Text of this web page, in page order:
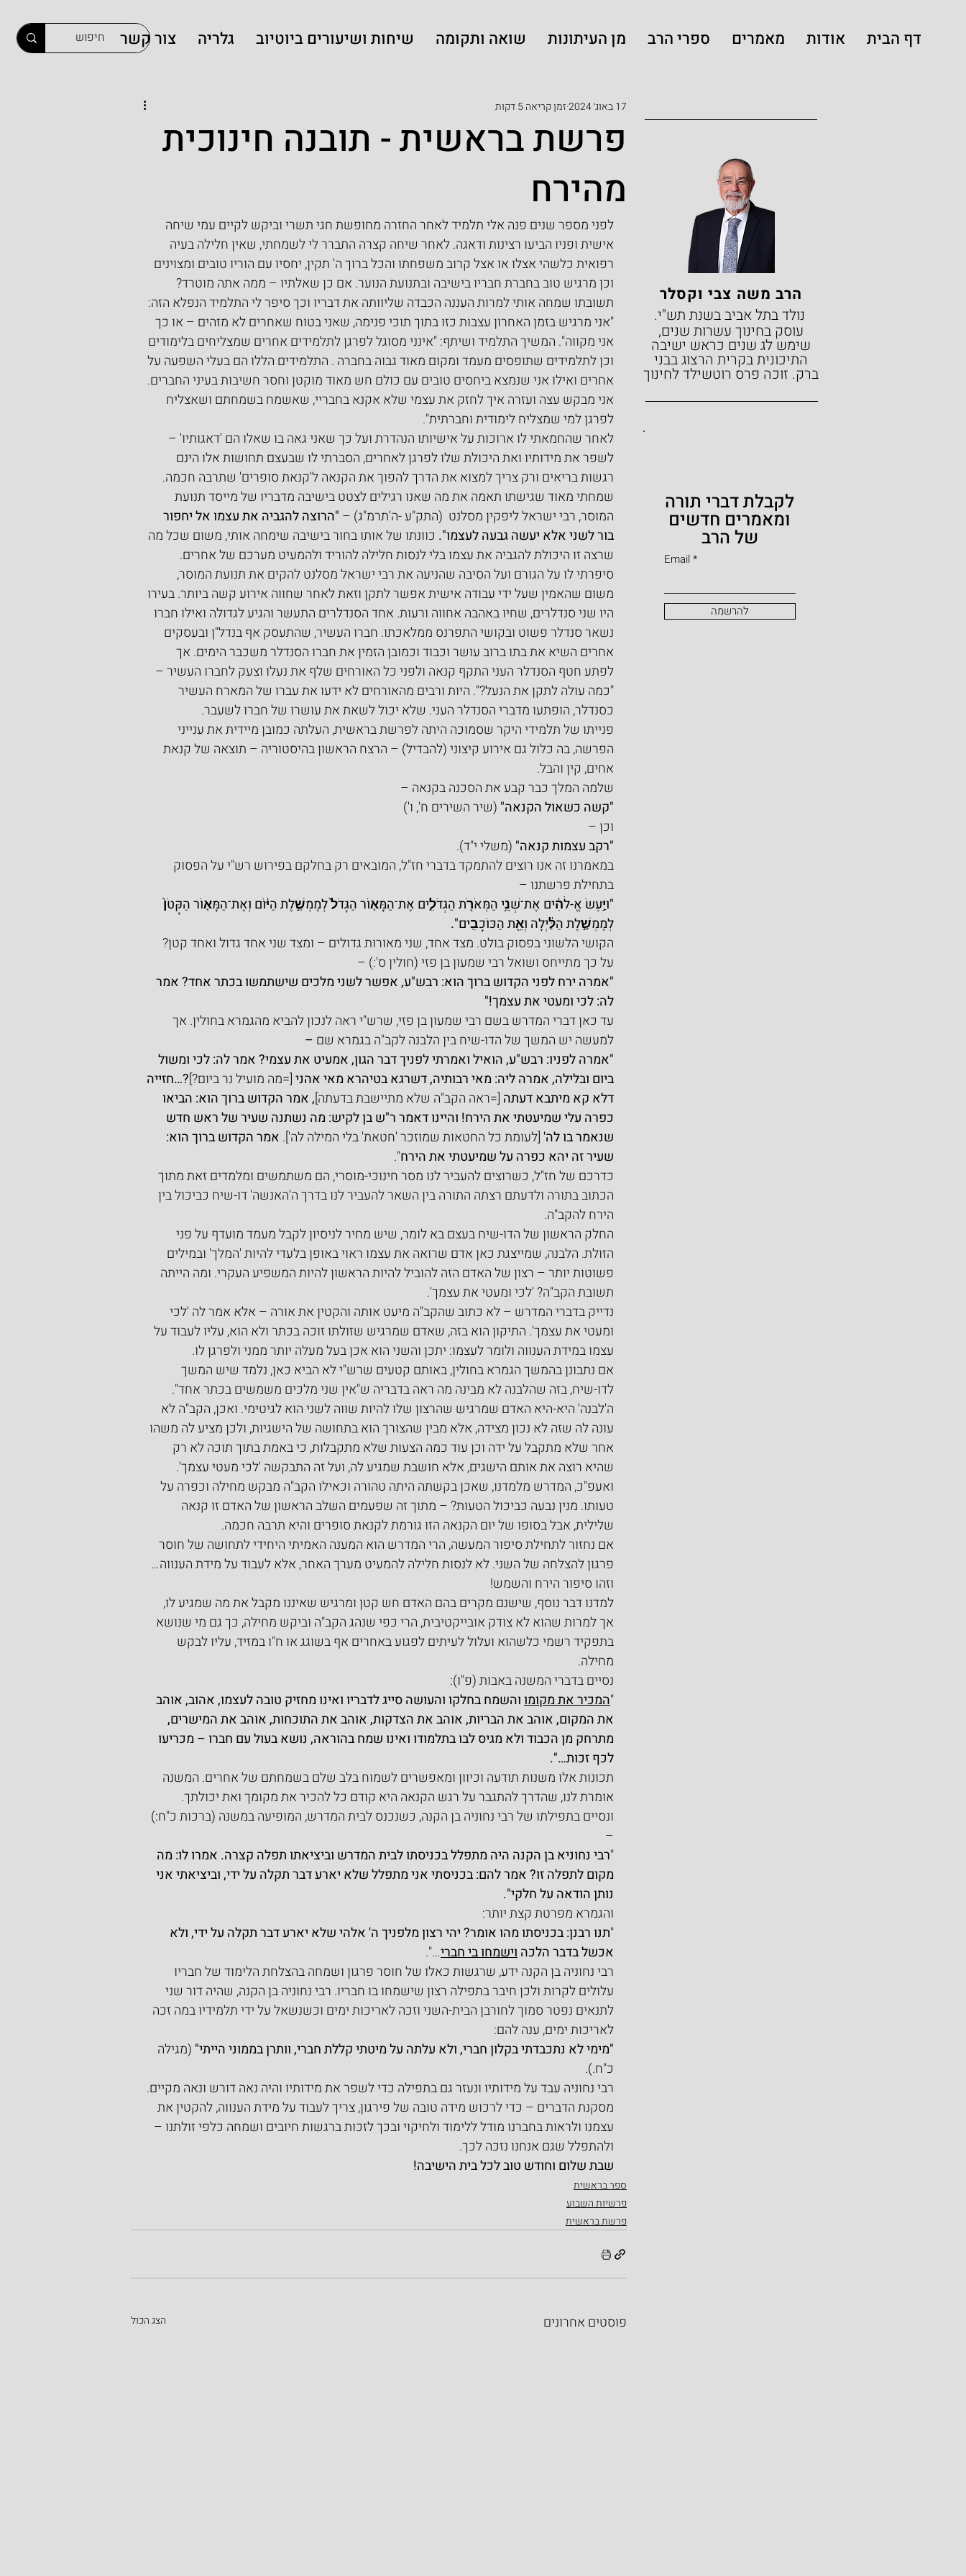
דף הבית אודות מאמרים ספרי הרב מן העיתונות שואה ותקומה שיחות ושיעורים ביוטיוב גלריה צור קשר
פרשת בראשית - תובנה חינוכית
מהירח
17 באוג׳ 2024 זמן קריאה 5 דקות
לפני מספר שנים פנה אלי תלמיד לאחר החזרה מחופשת חגי תשרי וביקש לקיים עמי שיחה
אישית ופניו הביעו רצינות ודאגה. לאחר שיחה קצרה התברר לי לשמחתי, שאין חלילה בעיה
רפואית כלשהי אצלו או אצל קרוב משפחתו והכל ברוך ה' תקין, יחסיו עם הוריו טובים ומצוינים
וכן מרגיש טוב בחברת חבריו בישיבה ובתנועת הנוער. אם כן שאלתיו – ממה אתה מוטרד?
תשובתו שמחה אותי למרות העננה הכבדה שליוותה את דבריו וכך סיפר לי התלמיד הנפלא הזה:
"אני מרגיש בזמן האחרון עצבות כזו בתוך תוכי פנימה, שאני בטוח שאחרים לא מזהים – או כך
אני מקווה". המשיך התלמיד ושיתף: "אינני מסוגל לפרגן לתלמידים אחרים שמצליחים בלימודים
וכן לתלמידים שתופסים מעמד ומקום מאוד גבוה בחברה . התלמידים הללו הם בעלי השפעה על
אחרים ואילו אני שנמצא ביחסים טובים עם כולם חש מאוד מוקטן וחסר חשיבות בעיני החברים.
אני מבקש עצה ועזרה איך לחזק את עצמי שלא אקנא בחבריי, שאשמח בשמחתם ושאצליח
לפרגן למי שמצליח לימודית וחברתית".
לאחר שהחמאתי לו ארוכות על אישיותו הנהדרת ועל כך שאני גאה בו שאלו הם 'דאגותיו' –
לשפר את מידותיו ואת היכולת שלו לפרגן לאחרים, הסברתי לו שבעצם תחושות אלו הינם
רגשות בריאים ורק צריך למצוא את הדרך להפוך את הקנאה ל'קנאת סופרים' שתרבה חכמה.
שמחתי מאוד שגישתו תאמה את מה שאנו רגילים לצטט בישיבה מדבריו של מייסד תנועת
המוסר, רבי ישראל ליפקין מסלנט  (התק"ע -ה'תרמ"ג) – "הרוצה להגביה את עצמו אל יחפור
בור לשני אלא יעשה גבעה לעצמו". כוונתו של אותו בחור בישיבה שימחה אותי, משום שכל מה
שרצה זו היכולת להגביה את עצמו בלי לנסות חלילה להוריד ולהמעיט מערכם של אחרים.
סיפרתי לו על הגורם ועל הסיבה שהניעה את רבי ישראל מסלנט להקים את תנועת המוסר,
משום שהאמין שעל ידי עבודה אישית אפשר לתקן וזאת לאחר שחווה אירוע קשה ביותר. בעירו
היו שני סנדלרים, שחיו באהבה אחווה ורעות. אחד הסנדלרים התעשר והגיע לגדולה ואילו חברו
נשאר סנדלר פשוט ובקושי התפרנס ממלאכתו. חברו העשיר, שהתעסק אף בנדל"ן ובעסקים
אחרים השיא את בתו ברוב עושר וכבוד וכמובן הזמין את חברו הסנדלר משכבר הימים. אך
לפתע חטף הסנדלר העני התקף קנאה ולפני כל האורחים שלף את נעלו וצעק לחברו העשיר –
"כמה עולה לתקן את הנעל?". היות ורבים מהאורחים לא ידעו את עברו של המארח העשיר
כסנדלר, הופתעו מדברי הסנדלר העני. שלא יכול לשאת את עושרו של חברו לשעבר.
פנייתו של תלמידי היקר שסמוכה היתה לפרשת בראשית, העלתה כמובן מיידית את ענייני
הפרשה, בה כלול גם אירוע קיצוני (להבדיל) – הרצח הראשון בהיסטוריה – תוצאה של קנאת
אחים, קין והבל.
שלמה המלך כבר קבע את הסכנה בקנאה –
"קשה כשאול הקנאה" (שיר השירים ח', ו')
וכן –
"רקב עצמות קנאה" (משלי י"ד).
במאמרנו זה אנו רוצים להתמקד בדברי חז"ל, המובאים רק בחלקם בפירוש רש"י על הפסוק
בתחילת פרשתנו –
"ויַּ֣עַשׂ אֱ-לֹהִ֔ים אֶת־שְׁנֵ֥י הַמְּאֹרֹ֖ת הַגְּדֹלִ֑ים אֶת־הַמָּא֤וֹר הַגָּדֹל֙ לְמֶמְשֶׁ֣לֶת הַיּ֔וֹם וְאֶת־הַמָּא֤וֹר הַקָּטֹן֙
לְמֶמְשֶׁ֣לֶת הַלַּ֔יְלָה וְאֵ֖ת הַכּוֹכָבִֽים".
הקושי הלשוני בפסוק בולט. מצד אחד, שני מאורות גדולים – ומצד שני אחד גדול ואחד קטן?
על כך מתייחס ושואל רבי שמעון בן פזי (חולין ס':) –
"אמרה ירח לפני הקדוש ברוך הוא: רבש"ע, אפשר לשני מלכים שישתמשו בכתר אחד? אמר
לה: לכי ומעטי את עצמך!"
עד כאן דברי המדרש בשם רבי שמעון בן פזי, שרש"י ראה לנכון להביא מהגמרא בחולין. אך
למעשה יש המשך של הדו-שיח בין הלבנה לקב"ה בגמרא שם –
"אמרה לפניו: רבש"ע, הואיל ואמרתי לפניך דבר הגון, אמעיט את עצמי? אמר לה: לכי ומשול
ביום ובלילה, אמרה ליה: מאי רבותיה, דשרגא בטיהרא מאי אהני [=מה מועיל נר ביום?]?…חזייה
דלא קא מיתבא דעתה [=ראה הקב"ה שלא מתיישבת בדעתה], אמר הקדוש ברוך הוא: הביאו
כפרה עלי שמיעטתי את הירח! והיינו דאמר ר"ש בן לקיש: מה נשתנה שעיר של ראש חדש
שנאמר בו לה' [לעומת כל החטאות שמוזכר 'חטאת' בלי המילה לה']. אמר הקדוש ברוך הוא:
שעיר זה יהא כפרה על שמיעטתי את הירח".
כדרכם של חז"ל, כשרוצים להעביר לנו מסר חינוכי-מוסרי, הם משתמשים ומלמדים זאת מתוך
הכתוב בתורה ולדעתם רצתה התורה בין השאר להעביר לנו בדרך ה'האנשה' דו-שיח כביכול בין
הירח להקב"ה.
החלק הראשון של הדו-שיח בעצם בא לומר, שיש מחיר לניסיון לקבל מעמד מועדף על פני
הזולת. הלבנה, שמייצגת כאן אדם שרואה את עצמו ראוי באופן בלעדי להיות 'המלך' ובמילים
פשוטות יותר – רצון של האדם הזה להוביל להיות הראשון להיות המשפיע העקרי. ומה הייתה
תשובת הקב"ה? 'לכי ומעטי את עצמך'.
נדייק בדברי המדרש – לא כתוב שהקב"ה מיעט אותה והקטין את אורה – אלא אמר לה 'לכי
ומעטי את עצמך'. התיקון הוא בזה, שאדם שמרגיש שזולתו זוכה בכתר ולא הוא, עליו לעבוד על
עצמו במידת הענווה ולומר לעצמו: יתכן והשני הוא אכן בעל מעלה יותר ממני ולפרגן לו.
אם נתבונן בהמשך הגמרא בחולין, באותם קטעים שרש"י לא הביא כאן, נלמד שיש המשך
לדו-שיח, בזה שהלבנה לא מבינה מה ראה בדבריה ש"אין שני מלכים משמשים בכתר אחד".
ה'לבנה' היא-היא האדם שמרגיש שהרצון שלו להיות שווה לשני הוא לגיטימי. ואכן, הקב"ה לא
עונה לה שזה לא נכון מצידה, אלא מבין שהצורך הוא בתחושה של הישגיות, ולכן מציע לה משהו
אחר שלא מתקבל על ידה וכן עוד כמה הצעות שלא מתקבלות, כי באמת בתוך תוכה לא רק
שהיא רוצה את אותם הישגים, אלא חושבת שמגיע לה, ועל זה התבקשה 'לכי מעטי עצמך'.
ואעפ"כ, המדרש מלמדנו, שאכן בקשתה היתה טהורה וכאילו הקב"ה מבקש מחילה וכפרה על
טעותו. מנין נבעה כביכול הטעות? – מתוך זה שפעמים השלב הראשון של האדם זו קנאה
שלילית, אבל בסופו של יום הקנאה הזו גורמת לקנאת סופרים והיא תרבה חכמה.
אם נחזור לתחילת סיפור המעשה, הרי המדרש הוא המענה האמיתי היחידי לתחושה של חוסר
פרגון להצלחה של השני. לא לנסות חלילה להמעיט מערך האחר, אלא לעבוד על מידת הענווה…
וזהו סיפור הירח והשמש!
למדנו דבר נוסף, שישנם מקרים בהם האדם חש קטן ומרגיש שאיננו מקבל את מה שמגיע לו,
אך למרות שהוא לא צודק אובייקטיבית, הרי כפי שנהג הקב"ה וביקש מחילה, כך גם מי שנושא
בתפקיד רשמי כלשהוא ועלול לעיתים לפגוע באחרים אף בשוגג או ח"ו במזיד, עליו לבקש
מחילה.
נסיים בדברי המשנה באבות (פ"ו):
"המכיר את מקומו והשמח בחלקו והעושה סייג לדבריו ואינו מחזיק טובה לעצמו, אהוב, אוהב
את המקום, אוהב את הבריות, אוהב את הצדקות, אוהב את התוכחות, אוהב את המישרים,
מתרחק מן הכבוד ולא מגיס לבו בתלמודו ואינו שמח בהוראה, נושא בעול עם חברו – מכריעו
לכף זכות…".
תכונות אלו משנות תודעה וכיוון ומאפשרים לשמוח בלב שלם בשמחתם של אחרים. המשנה
אומרת לנו, שהדרך להתגבר על רגש הקנאה היא קודם כל להכיר את מקומך ואת יכולתך.
ונסיים בתפילתו של רבי נחוניה בן הקנה, כשנכנס לבית המדרש, המופיעה במשנה (ברכות כ"ח:)
–
"רבי נחוניא בן הקנה היה מתפלל בכניסתו לבית המדרש וביציאתו תפלה קצרה. אמרו לו: מה
מקום לתפלה זו? אמר להם: בכניסתי אני מתפלל שלא יארע דבר תקלה על ידי, וביציאתי אני
נותן הודאה על חלקי".
והגמרא מפרטת קצת יותר:
"תנו רבנן: בכניסתו מהו אומר? יהי רצון מלפניך ה' אלהי שלא יארע דבר תקלה על ידי, ולא
אכשל בדבר הלכה וישמחו בי חברי…".
רבי נחוניה בן הקנה ידע, שרגשות כאלו של חוסר פרגון ושמחה בהצלחת הלימוד של חבריו
עלולים לקרות ולכן חיבר בתפילה רצון שישמחו בו חבריו. רבי נחוניה בן הקנה, שהיה דור שני
לתנאים נפטר סמוך לחורבן הבית-השני וזכה לאריכות ימים וכשנשאל על ידי תלמידיו במה זכה
לאריכות ימים, ענה להם:
"מימי לא נתכבדתי בקלון חברי, ולא עלתה על מיטתי קללת חברי, וותרן בממוני הייתי" (מגילה
כ"ח.).
רבי נחוניה עבד על מידותיו ונעזר גם בתפילה כדי לשפר את מידותיו והיה נאה דורש ונאה מקיים.
מסקנת הדברים – כדי לרכוש מידה טובה של פירגון, צריך לעבוד על מידת הענווה, להקטין את
עצמנו ולראות בחברנו מודל ללימוד ולחיקוי ובכך לזכות ברגשות חיובים ושמחה כלפי זולתנו –
ולהתפלל שגם אנחנו נזכה לכך.
שבת שלום וחודש טוב לכל בית הישיבה!
ספר בראשית
פרשיות השבוע
פרשת בראשית
פוסטים אחרונים הצג הכול
הרב משה צבי וקסלר
נולד בתל אביב בשנת תש"י.
עוסק בחינוך עשרות שנים,
שימש לג שנים כראש ישיבה
התיכונית בקרית הרצוג בבני
ברק. זוכה פרס רוטשילד לחינוך
לקבלת דברי תורה
ומאמרים חדשים
של הרב
Email
להרשמה